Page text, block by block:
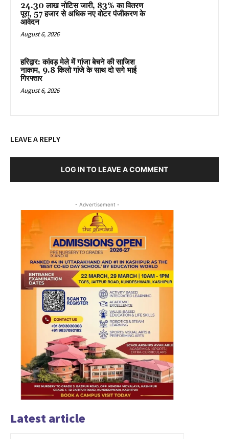
24.30 लाख नोटिस जारी, 83% का वितरण
पूरा, 57 हजार से अधिक नए वोटर पंजीकरण के
आवेदन
August 6, 2026
हरिद्वार: कांवड़ मेले में गांजा बेचने की साजिश
नाकाम, 9.8 किलो गांजे के साथ दो सगे भाई
गिरफ्तार
August 6, 2026
LEAVE A REPLY
LOG IN TO LEAVE A COMMENT
- Advertisement -
Latest article